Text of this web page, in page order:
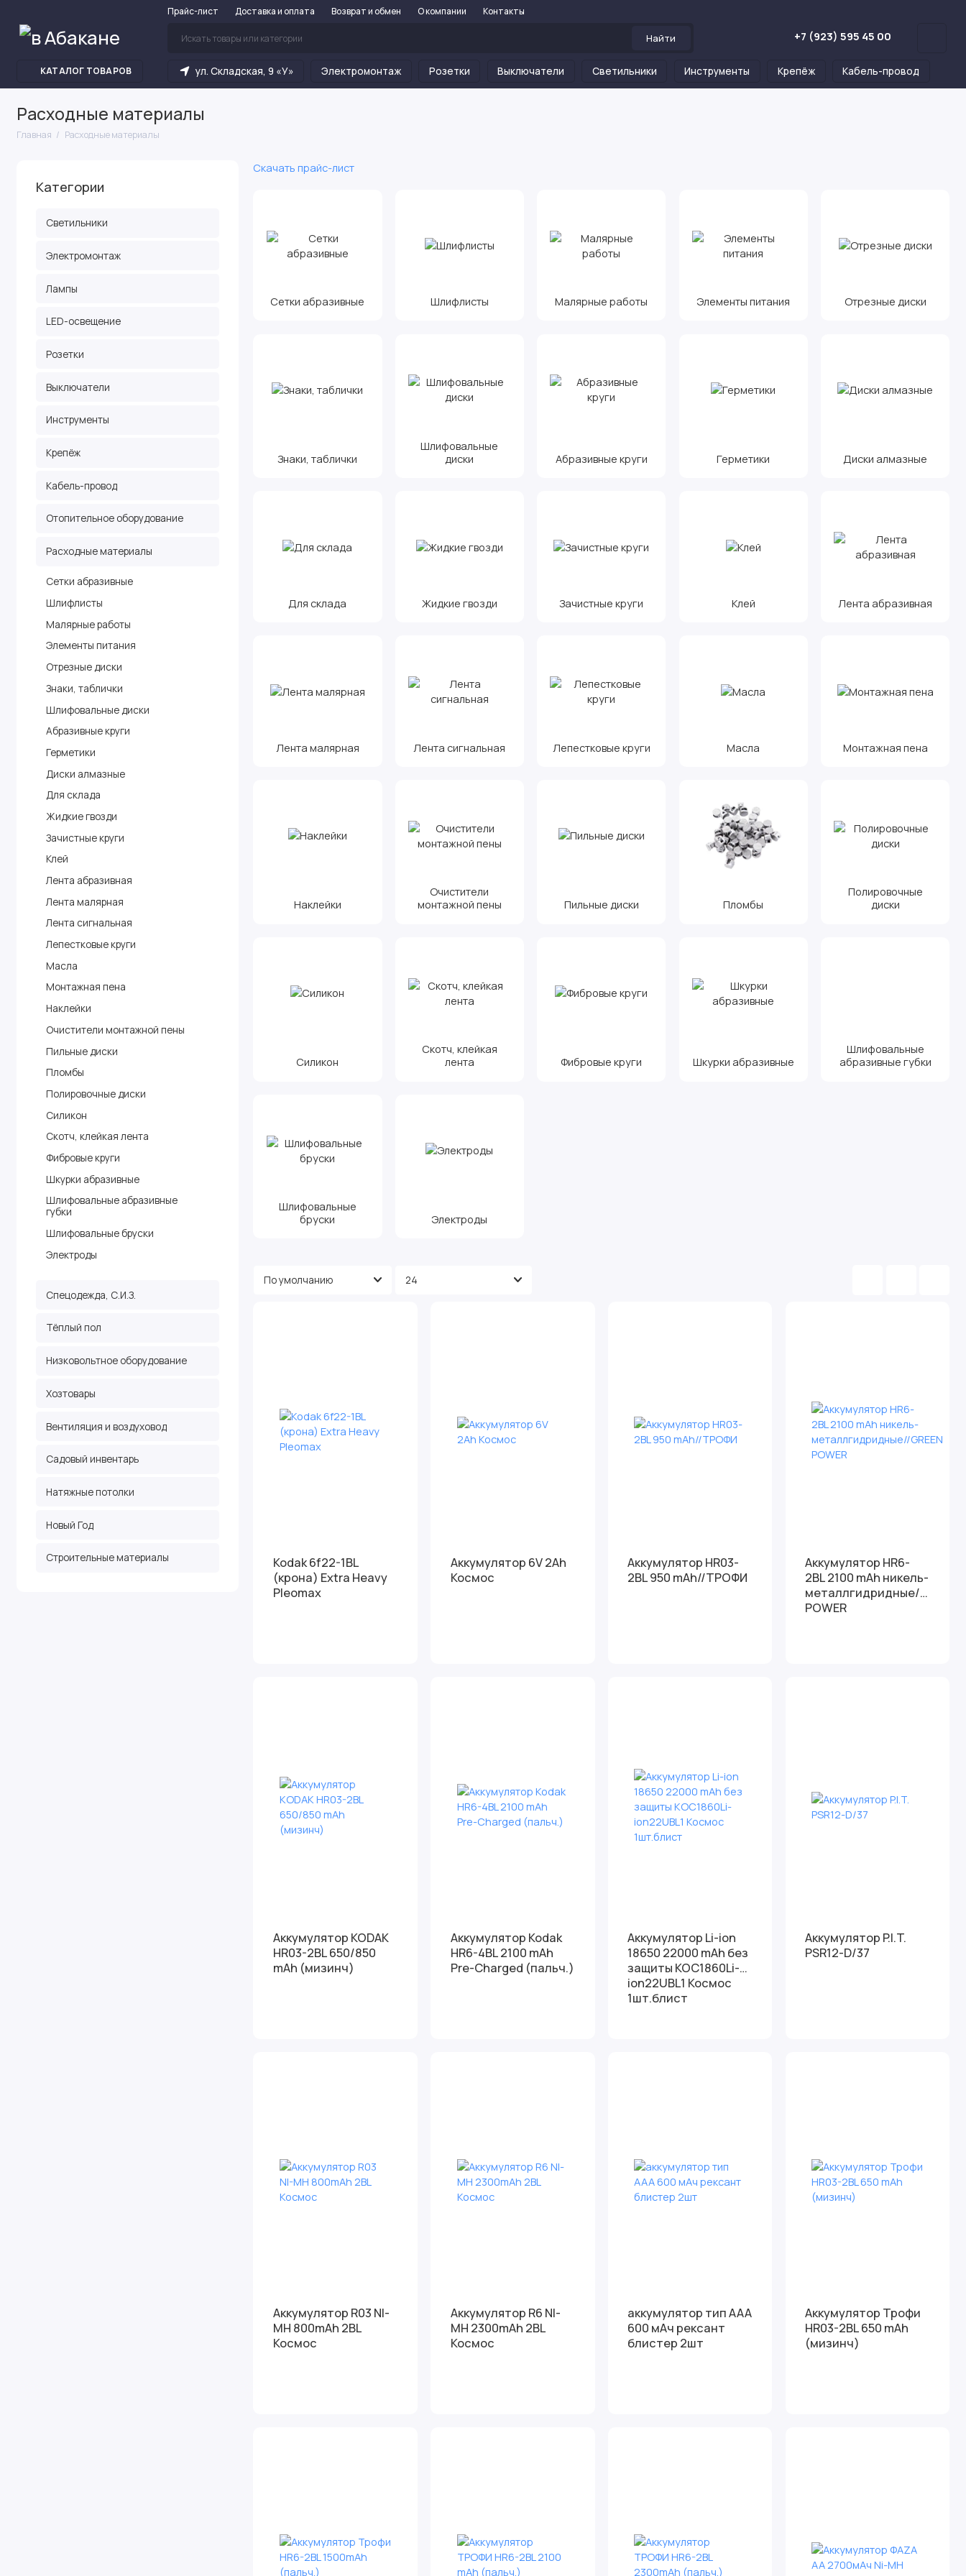
Прайс-лист Доставка и оплата Возврат и обмен О компании Контакты
Найти +7 (923) 595 45 00
КАТАЛОГ ТОВАРОВ ул. Складская, 9 «У» Электромонтаж Розетки Выключатели Светильники Инструменты Крепёж Кабель-провод
Расходные материалы
Главная Расходные материалы
Категории
Светильники
Электромонтаж
Лампы
LED-освещение
Розетки
Выключатели
Инструменты
Крепёж
Кабель-провод
Отопительное оборудование
Расходные материалы
Сетки абразивные
Шлифлисты
Малярные работы
Элементы питания
Отрезные диски
Знаки, таблички
Шлифовальные диски
Абразивные круги
Герметики
Диски алмазные
Для склада
Жидкие гвозди
Зачистные круги
Клей
Лента абразивная
Лента малярная
Лента сигнальная
Лепестковые круги
Масла
Монтажная пена
Наклейки
Очистители монтажной пены
Пильные диски
Пломбы
Полировочные диски
Силикон
Скотч, клейкая лента
Фибровые круги
Шкурки абразивные
Шлифовальные абразивные
губки
Шлифовальные бруски
Электроды
Спецодежда, С.И.З.
Тёплый пол
Низковольтное оборудование
Хозтовары
Вентиляция и воздуховод
Садовый инвентарь
Натяжные потолки
Новый Год
Строительные материалы
Скачать прайс-лист
Сетки абразивные Шлифлисты Малярные работы Элементы питания Отрезные диски
Знаки, таблички
Шлифовальные
диски
Абразивные круги Герметики Диски алмазные
Для склада Жидкие гвозди Зачистные круги Клей Лента абразивная
Лента малярная Лента сигнальная Лепестковые круги Масла Монтажная пена
Наклейки
Очистители
монтажной пены
Пильные диски Пломбы
Полировочные
диски
Силикон
Скотч, клейкая
лента
Фибровые круги Шкурки абразивные
Шлифовальные
абразивные губки
Шлифовальные
бруски
Электроды
Kodak 6f22-1BL
(крона) Extra Heavy
Pleomax
Аккумулятор 6V 2Ah
Космос
Аккумулятор HR03-
2BL 950 mAh//ТРОФИ
Аккумулятор HR6-
2BL 2100 mAh никель-
металлгидридные//GREEN
POWER
Аккумулятор KODAK
HR03-2BL 650/850
mAh (мизинч)
Аккумулятор Kodak
HR6-4BL 2100 mAh
Pre-Charged (пальч.)
Аккумулятор Li-ion
18650 22000 mAh без
защиты КОС1860Li-
ion22UBL1 Космос
1шт.блист
Аккумулятор P.I.T.
PSR12-D/37
Аккумулятор R03 NI-
MH 800mAh 2BL
Космос
Аккумулятор R6 NI-
MH 2300mAh 2BL
Космос
аккумулятор тип ААА
600 мАч рексант
блистер 2шт
Аккумулятор Трофи
HR03-2BL 650 mAh
(мизинч)